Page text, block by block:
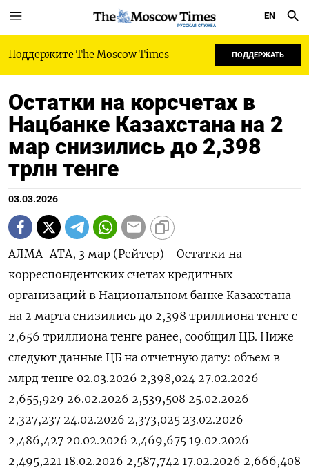
РУССКАЯ СЛУЖБА
EN
Поддержите The Moscow Times ПОДДЕРЖАТЬ
Остатки на корсчетах в
Нацбанке Казахстана на 2
мар снизились до 2,398
трлн тенге
03.03.2026
АЛМА-АТА, 3 мар (Рейтер) - ‌Остатки ​на
корреспондентских счетах ​кредитных ​
организаций ⁠в ‌Национальном ‌банке Казахстана ​
на 2 ‌марта ​снизились до ‌2,398 триллиона тенге ​с ​
2,656 ‌триллиона тенге ​ранее, сообщил ЦБ. Ниже
следуют ​данные ⁠ЦБ на ‌отчетную ‌дату: объем в
млрд ​тенге 02.03.2026 2,398,024 27.02.2026
2,655,929 26.02.2026 2,539,508 25.02.2026
2,327,237 24.02.2026 2,373,025 23.02.2026
2,486,427 20.02.2026 2,469,675 19.02.2026
2,495,221 18.02.2026 2,587,742 17.02.2026 2,666,408